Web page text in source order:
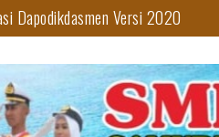
Dapodikdasmen Versi 2020
TARUNA MEMBUAT INOVASI DI
2019/2020